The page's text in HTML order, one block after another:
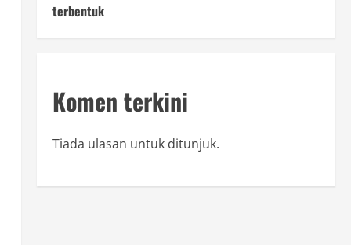
terbentuk
Komen terkini
Tiada ulasan untuk ditunjuk.